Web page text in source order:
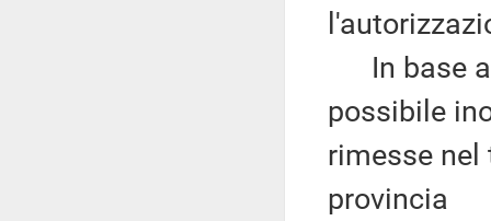
In base
possibile
rimesse
provincia